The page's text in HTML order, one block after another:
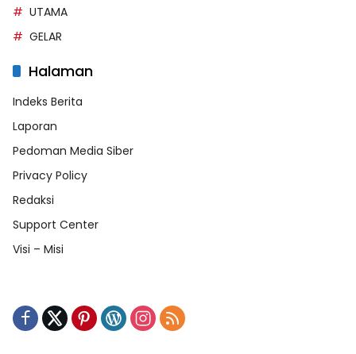
UTAMA
GELAR
Halaman
Indeks Berita
Laporan
Pedoman Media Siber
Privacy Policy
Redaksi
Support Center
Visi – Misi